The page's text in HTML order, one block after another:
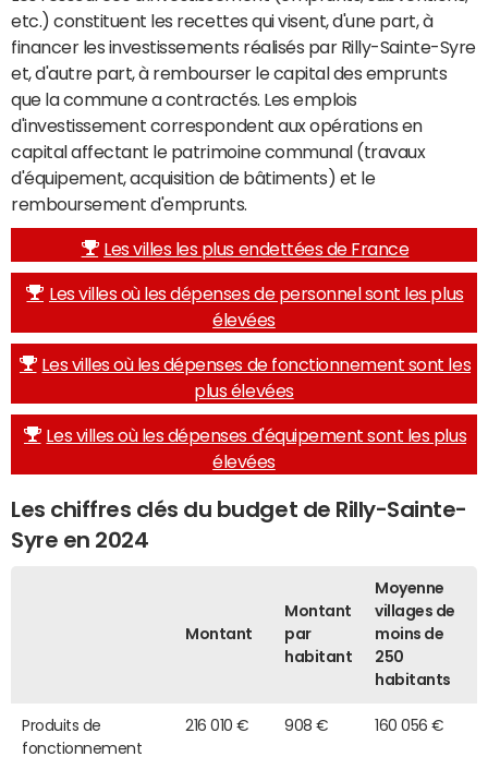
etc.) constituent les recettes qui visent, d'une part, à
financer les investissements réalisés par Rilly-Sainte-Syre
et, d'autre part, à rembourser le capital des emprunts
que la commune a contractés. Les emplois
d'investissement correspondent aux opérations en
capital affectant le patrimoine communal (travaux
d'équipement, acquisition de bâtiments) et le
remboursement d'emprunts.
Les villes les plus endettées de France
Les villes où les dépenses de personnel sont les plus
élevées
Les villes où les dépenses de fonctionnement sont les
plus élevées
Les villes où les dépenses d'équipement sont les plus
élevées
Les chiffres clés du budget de Rilly-Sainte-
Syre en 2024
Montant
Montant
par
habitant
Moyenne
villages de
moins de
250
habitants
Produits de
fonctionnement
216 010 € 908 € 160 056 €